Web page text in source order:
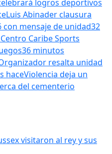
logros deportivos
Luis Abinader clausura
con mensaje de unidad32
Caribe Sports
36 minutos
resalta unidad
haceViolencia deja un
del cementerio
visitaron al rey y sus